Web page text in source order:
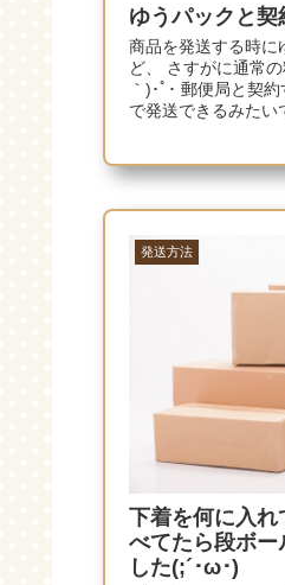
ゆうパックと契
商品を発送する時に
ど、 さすがに通常
｀)･ﾟ･ 郵便局と契
で発送できるみたい
発送方法
下着を何に入れ
べてたら段ボー
した(;´･ω･)